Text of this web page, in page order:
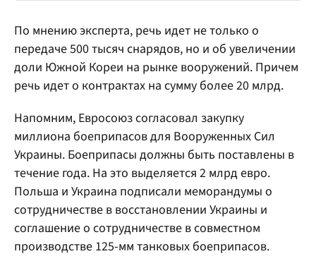
По мнению эксперта, речь идет не только о
передаче 500 тысяч снарядов, но и об увеличении
доли Южной Кореи на рынке вооружений. Причем
речь идет о контрактах на сумму более 20 млрд.
Напомним, Евросоюз согласовал закупку
миллиона боеприпасов для Вооруженных Сил
Украины. Боеприпасы должны быть поставлены в
течение года. На это выделяется 2 млрд евро.
Польша и Украина подписали меморандумы о
сотрудничестве в восстановлении Украины и
соглашение о сотрудничестве в совместном
производстве 125-мм танковых боеприпасов.